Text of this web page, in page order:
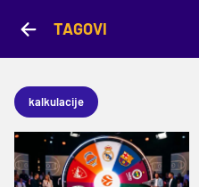
TAGOVI
kalkulacije